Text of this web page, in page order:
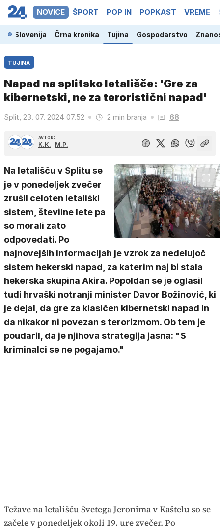
NOVICE ŠPORT POP IN POPKAST VREME
Slovenija Črna kronika Tujina Gospodarstvo
TUJINA
Napad na splitsko letališče: 'Gre za
kibernetski, ne za teroristični napad'
Split, 23. 07. 2024 07.52 2 min branja 68
AVTOR:
K.K. M.P.
Na letališču v Splitu se
je v ponedeljek zvečer
zrušil celoten letališki
sistem, številne lete pa
so morali zato
odpovedati. Po
najnovejših informacijah je vzrok za nedelujoč
sistem hekerski napad, za katerim naj bi stala
hekerska skupina Akira. Popoldan se je oglasil
tudi hrvaški notranji minister Davor Božinović, ki
je dejal, da gre za klasičen kibernetski napad in
da nikakor ni povezan s terorizmom. Ob tem je
poudaril, da je njihova strategija jasna: "S
kriminalci se ne pogajamo."
Težave na letališču Svetega Jeronima v Kaštelu so se
začele v ponedeljek okoli 19. ure zvečer. Po